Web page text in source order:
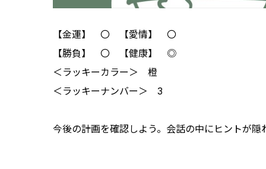
【金運】 〇 【愛情】 〇
【勝負】 〇 【健康】 ◎
＜ラッキーカラー＞ 橙
＜ラッキーナンバー＞ 3
今後の計画を確認しよう。会話の中にヒントが隠